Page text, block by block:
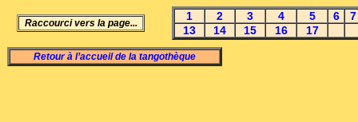
Raccourci vers la page...
1 2 3 4 5 6
7
13
14 15 16 17
Retour à l’accueil de la tangothèque